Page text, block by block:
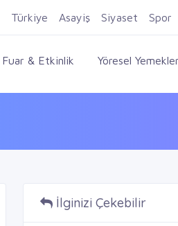
Firma Ekle
Fuar & Etkinlik Yöresel Yemekler
Türkiye Asayiş Siyaset Spor
İlginizi Çekebilir